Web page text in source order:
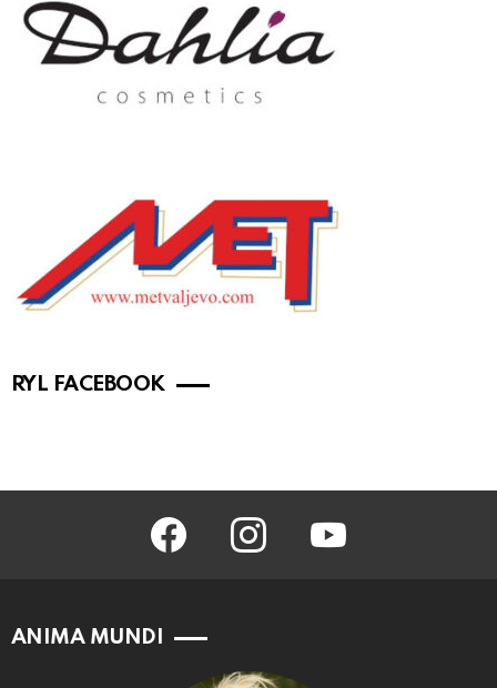
RYL FACEBOOK
facebook instagram
ANIMA MUNDI